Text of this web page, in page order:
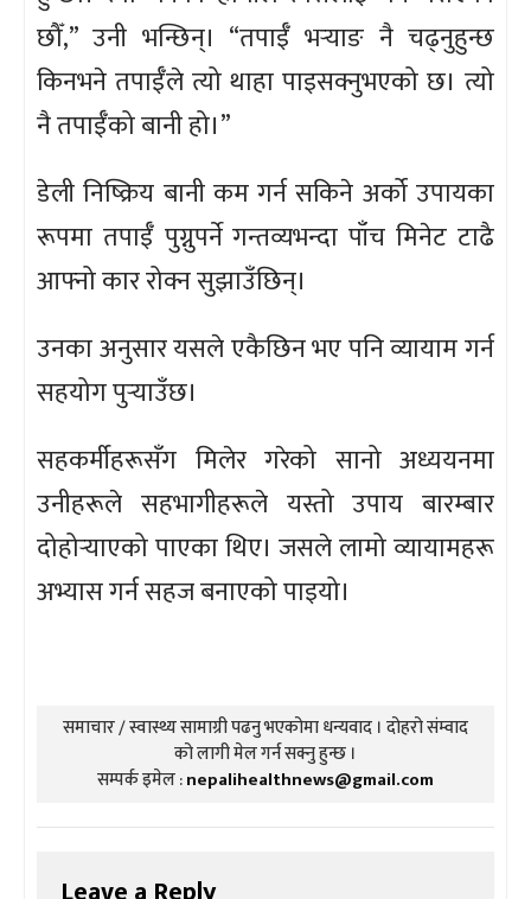
छौँ,” उनी भन्छिन्। “तपाईँ भर्‍याङ नै चढ्नुहुन्छ
किनभने तपाईँले त्यो थाहा पाइसक्नुभएको छ। त्यो
नै तपाईँको बानी हो।”
डेली निष्क्रिय बानी कम गर्न सकिने अर्को उपायका
रूपमा तपाईँ पुग्नुपर्ने गन्तव्यभन्दा पाँच मिनेट टाढै
आफ्नो कार रोक्न सुझाउँछिन्।
उनका अनुसार यसले एकैछिन भए पनि व्यायाम गर्न
सहयोग पुर्‍याउँछ।
सहकर्मीहरूसँग मिलेर गरेको सानो अध्ययनमा
उनीहरूले सहभागीहरूले यस्तो उपाय बारम्बार
दोहोर्‍याएको पाएका थिए। जसले लामो व्यायामहरू
अभ्यास गर्न सहज बनाएको पाइयो।
समाचार / स्वास्थ्य सामाग्री पढनु भएकोमा धन्यवाद । दोहरो संम्वाद
को लागी मेल गर्न सक्नु हुन्छ ।
सम्पर्क इमेल :nepalihealthnews@gmail.com